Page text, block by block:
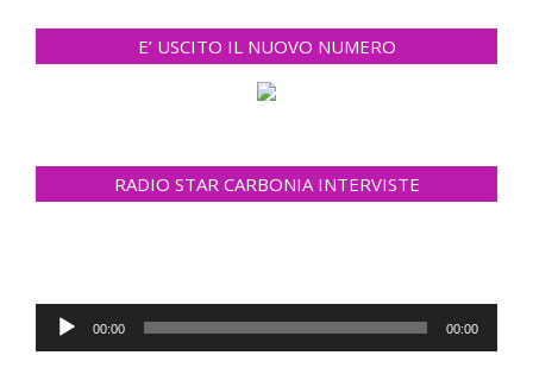
articles E’ USCITO IL NUOVO NUMERO
RADIO STAR CARBONIA INTERVISTE
Lecteur
audio
00:00 00:00